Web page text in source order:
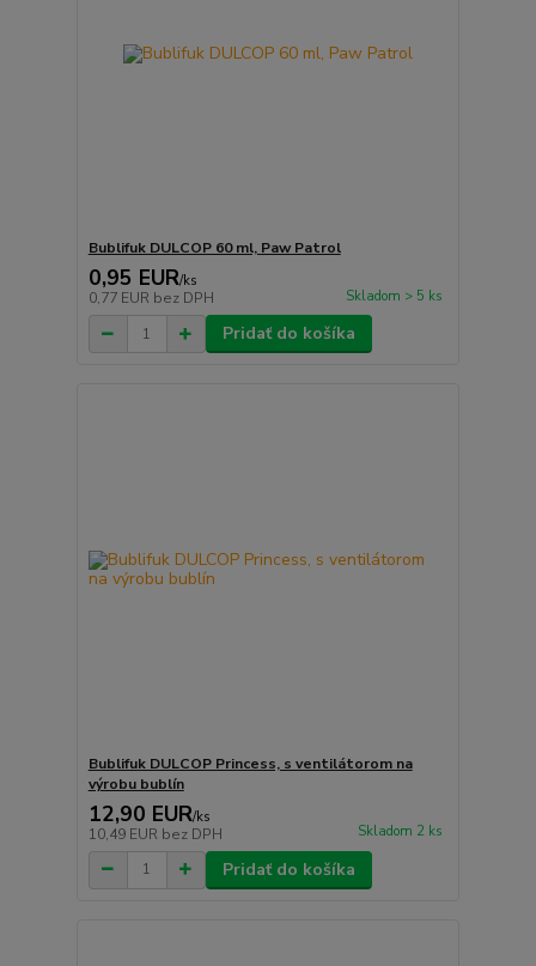
Bublifuk DULCOP 60 ml, Paw Patrol
0,95 EUR/ks
0,77 EUR bez DPH Skladom > 5 ks
Pridať do košíka
Bublifuk DULCOP Princess, s ventilátorom na
výrobu bublín
12,90 EUR/ks
10,49 EUR bez DPH Skladom 2 ks
Pridať do košíka